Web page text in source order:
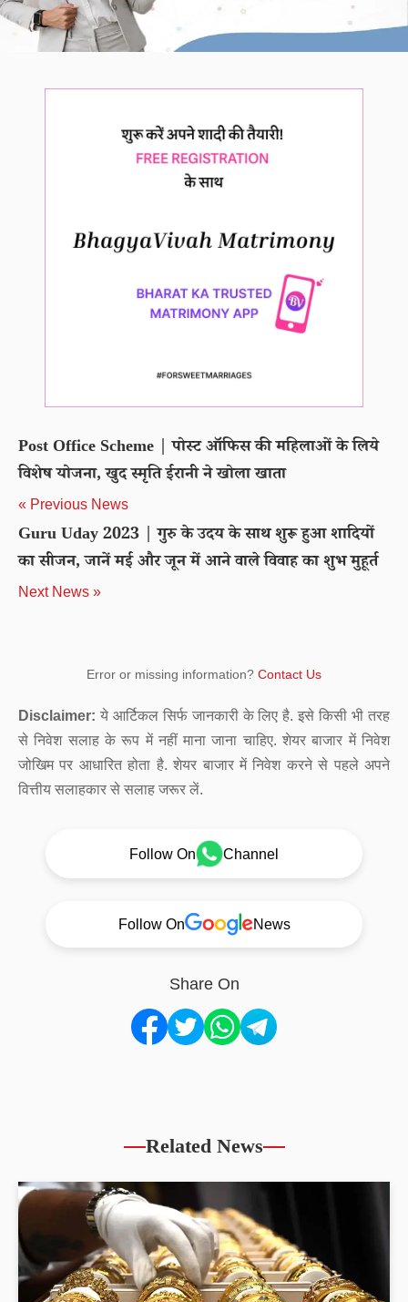
Post Office Scheme | पोस्ट ऑफिस की महिलाओं के लिये
विशेष योजना, खुद स्मृति ईरानी ने खोला खाता
« Previous News
Guru Uday 2023 | गुरु के उदय के साथ शुरू हुआ शादियों
का सीजन, जानें मई और जून में आने वाले विवाह का शुभ मुहूर्त
Next News »
Error or missing information? Contact Us
Disclaimer: ये आर्टिकल सिर्फ जानकारी के लिए है. इसे किसी भी तरह
से निवेश सलाह के रूप में नहीं माना जाना चाहिए. शेयर बाजार में निवेश
जोखिम पर आधारित होता है. शेयर बाजार में निवेश करने से पहले अपने
वित्तीय सलाहकार से सलाह जरूर लें.
Follow On Channel
Follow On News
Share On
Related News